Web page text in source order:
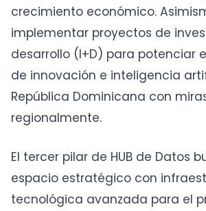
crecimiento económico.
implementar proyectos de
desarrollo (I+D) para potenciar
de innovación e inteligencia
República Dominicana con
regionalmente.
El tercer pilar de HUB de Datos
espacio estratégico con
tecnológica avanzada para el